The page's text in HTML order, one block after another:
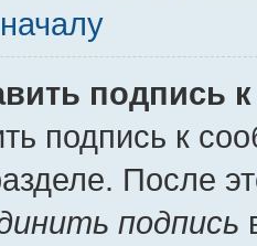
подпись
подпись к
После
подпись